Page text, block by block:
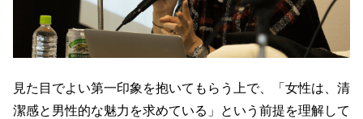
見た目でよい第一印象を抱いてもらう上で、「女性は、清
潔感と男性的な魅力を求めている」という前提を理解して